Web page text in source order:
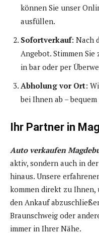
können Sie unser
ausfüllen.
Sofortverkauf: Nach
Angebot. Stimmen
in bar oder per
Abholung vor Ort:
bei Ihnen ab –
Ihr Partner in
Auto verkaufen
aktiv, sondern auch in
hinaus. Unsere
kommen direkt zu Ihnen,
den Ankauf
Braunschweig oder
immer in Ihrer Nähe.